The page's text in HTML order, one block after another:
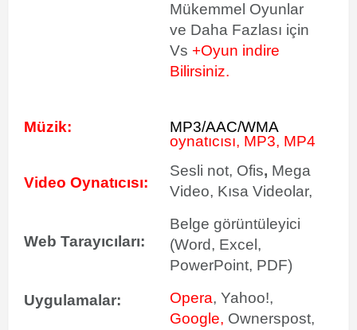
Mükemmel Oyunlar
ve Daha Fazlası için
Vs +Oyun indire
Bilirsiniz.
Müzik:
Video Oynatıcısı:
Web Tarayıcıları:
Uygulamalar:
MP3/AAC/WMA
oynatıcısı, MP3, MP4
Sesli not, Ofis, Mega
Video, Kısa Videolar,
Belge görüntüleyici
(Word, Excel,
PowerPoint, PDF)
Opera, Yahoo!,
Google, Ownerspost,